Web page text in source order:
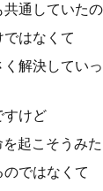
通していた
はなくて
解決してい
すけど
起こそうみ
ではなくて